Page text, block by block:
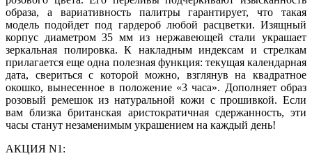
образа, а вариативность палитры гарантирует, что такая
модель подойдет под гардероб любой расцветки. Изящный
корпус диаметром 35 мм из нержавеющей стали украшает
зеркальная полировка. К накладным индексам и стрелкам
прилагается еще одна полезная функция: текущая календарная
дата, свериться с которой можно, взглянув на квадратное
окошко, вынесенное в положение «3 часа». Дополняет образ
розовый ремешок из натуральной кожи с прошивкой. Если
вам близка британская аристократичная сдержанность, эти
часы станут незаменимым украшением на каждый день!
АКЦИЯ N1: